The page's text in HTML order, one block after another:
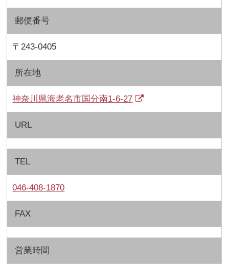
郵便番号
〒243-0405
所在地
神奈川県海老名市国分南1-6-27
URL
TEL
046-408-1870
FAX
営業時間